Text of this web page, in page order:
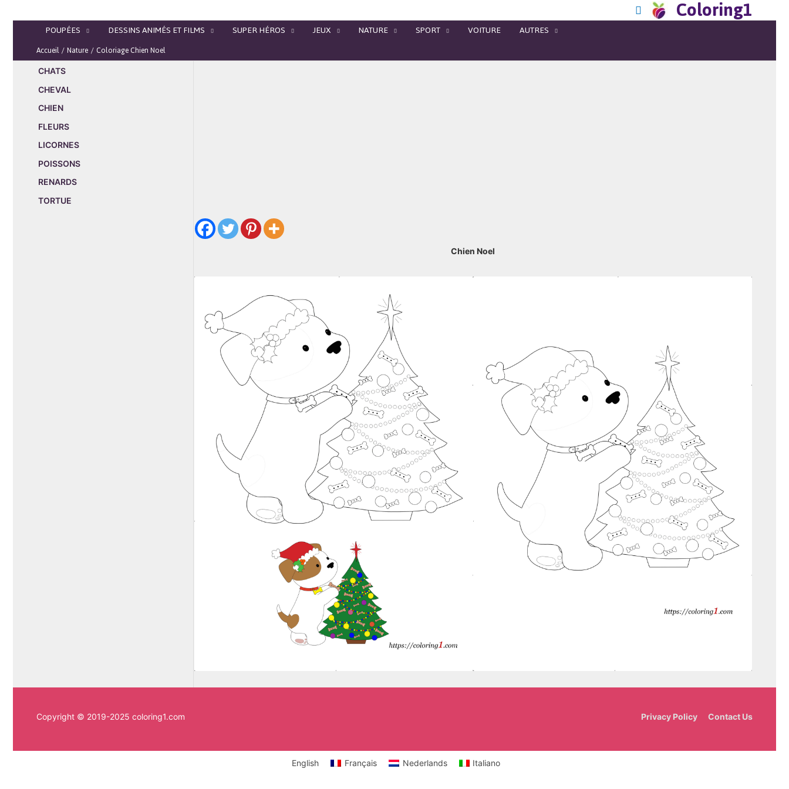
Coloring1
POUPÉES DESSINS ANIMÉS ET FILMS SUPER HÉROS JEUX NATURE SPORT VOITURE AUTRES
Accueil Nature Coloriage Chien Noel
CHATS
CHEVAL
CHIEN
FLEURS
LICORNES
POISSONS
RENARDS
TORTUE
Chien Noel
Copyright © 2019-2025 coloring1.com Privacy Policy Contact Us
English Français Nederlands Italiano